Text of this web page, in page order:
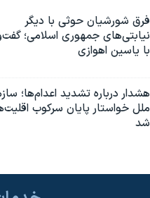
فرق شورشیان حوثی با دیگر
نیابتی‌های جمهوری اسلامی؛
با یاسین اهوازی
هشدار درباره تشدید اعدام‌ها؛
ملل خواستار پایان سرکوب
شد